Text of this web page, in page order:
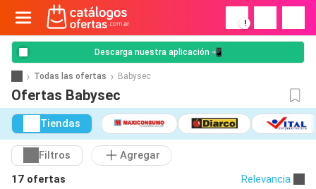
!
Descarga nuestra aplicación 📲
Todas las ofertas Babysec
Ofertas Babysec
Tiendas
Filtros
Agregar
17 ofertas
Relevancia